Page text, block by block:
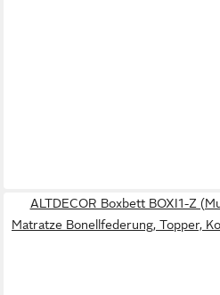
ALTDECOR Boxbett BOXI1-Z
Matratze Bonellfederung, Topper,